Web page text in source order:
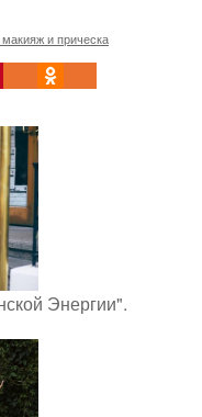
и прическа
Энергии".